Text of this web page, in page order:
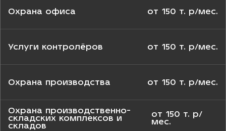
Охрана офиса от 150 т. р/мес.
Услуги контролёров от 150 т. р/мес.
Охрана производства от 150 т. р/мес.
Охрана производственно-
складских комплексов и
складов
от 150 т. р/
мес.